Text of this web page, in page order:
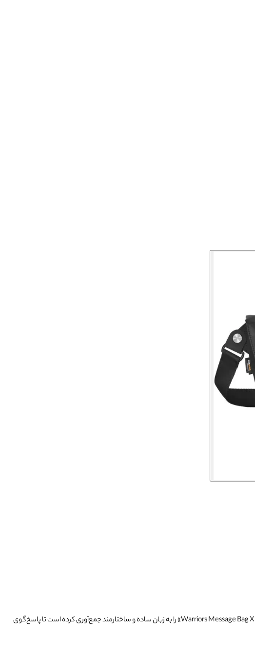
» را به زبان ساده و ساختارمند جمع‌آوری کرده است تا پاسخ‌گوی